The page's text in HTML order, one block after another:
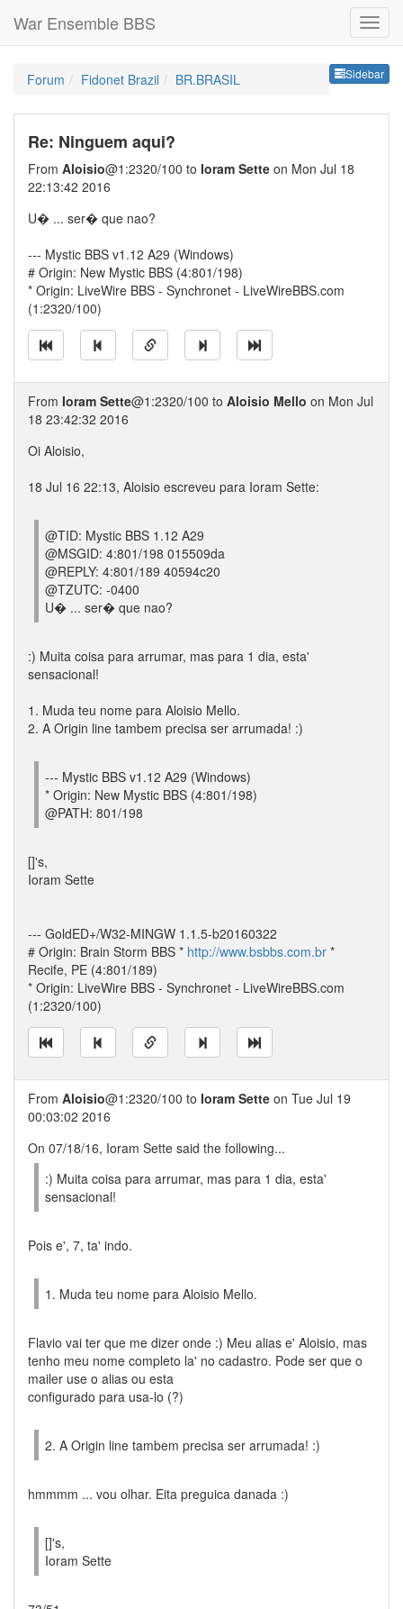
War Ensemble BBS
Sidebar
Forum Fidonet Brazil BR.BRASIL
Re: Ninguem aqui?
From Aloisio@1:2320/100 to Ioram Sette on Mon Jul 18
22:13:42 2016
U� ... ser� que nao?
--- Mystic BBS v1.12 A29 (Windows)
# Origin: New Mystic BBS (4:801/198)
* Origin: LiveWire BBS - Synchronet - LiveWireBBS.com
(1:2320/100)
From Ioram Sette@1:2320/100 to Aloisio Mello on Mon Jul
18 23:42:32 2016
Oi Aloisio,
18 Jul 16 22:13, Aloisio escreveu para Ioram Sette:
@TID: Mystic BBS 1.12 A29
@MSGID: 4:801/198 015509da
@REPLY: 4:801/189 40594c20
@TZUTC: -0400
U� ... ser� que nao?
:) Muita coisa para arrumar, mas para 1 dia, esta'
sensacional!
1. Muda teu nome para Aloisio Mello.
2. A Origin line tambem precisa ser arrumada! :)
--- Mystic BBS v1.12 A29 (Windows)
* Origin: New Mystic BBS (4:801/198)
@PATH: 801/198
[]'s,
Ioram Sette
--- GoldED+/W32-MINGW 1.1.5-b20160322
# Origin: Brain Storm BBS * http://www.bsbbs.com.br *
Recife, PE (4:801/189)
* Origin: LiveWire BBS - Synchronet - LiveWireBBS.com
(1:2320/100)
From Aloisio@1:2320/100 to Ioram Sette on Tue Jul 19
00:03:02 2016
On 07/18/16, Ioram Sette said the following...
:) Muita coisa para arrumar, mas para 1 dia, esta'
sensacional!
Pois e', 7, ta' indo.
1. Muda teu nome para Aloisio Mello.
Flavio vai ter que me dizer onde :) Meu alias e' Aloisio, mas
tenho meu nome completo la' no cadastro. Pode ser que o
mailer use o alias ou esta
configurado para usa-lo (?)
2. A Origin line tambem precisa ser arrumada! :)
hmmmm ... vou olhar. Eita preguica danada :)
[]'s,
Ioram Sette